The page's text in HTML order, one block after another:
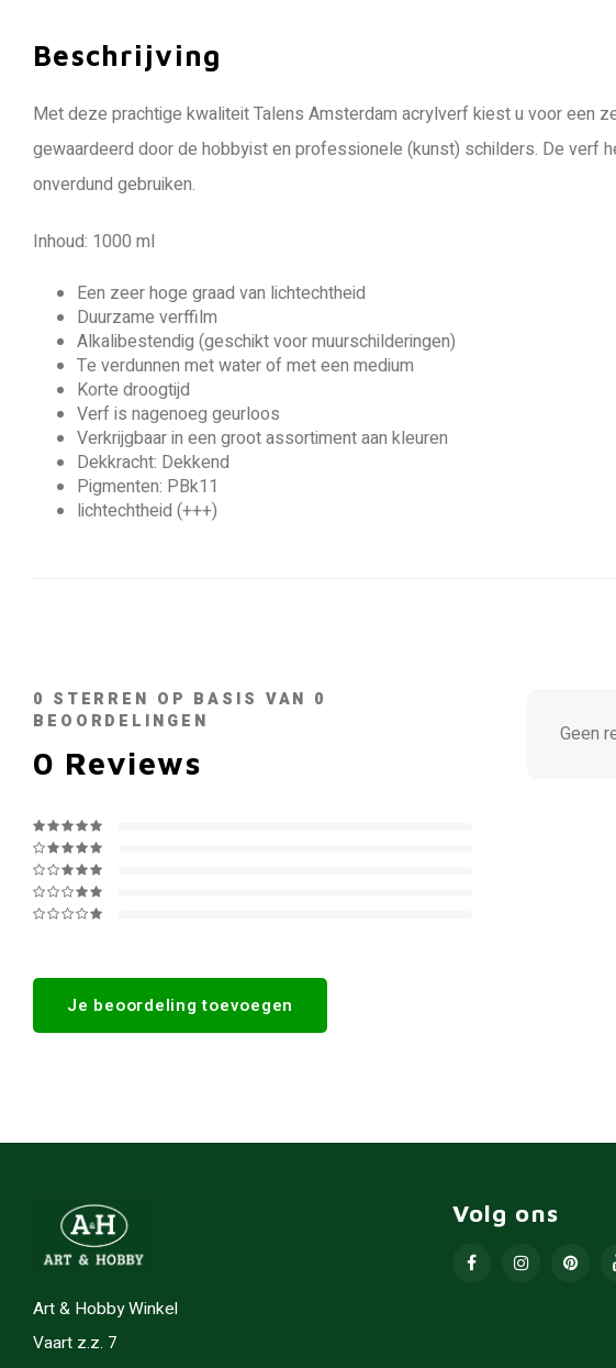
Beschrijving
Met deze prachtige kwaliteit Talens Amsterdam acrylverf kiest u voor een
gewaardeerd door de hobbyist en professionele (kunst) schilders. De verf
onverdund gebruiken.
Inhoud: 1000 ml
Een zeer hoge graad van lichtechtheid
Duurzame verffilm
Alkalibestendig (geschikt voor muurschilderingen)
Te verdunnen met water of met een medium
Korte droogtijd
Verf is nagenoeg geurloos
Verkrijgbaar in een groot assortiment aan kleuren
Dekkracht: Dekkend
Pigmenten: PBk11
lichtechtheid (+++)
0 STERREN OP BASIS VAN 0
BEOORDELINGEN
0 Reviews
Je beoordeling toevoegen
Geen
Art & Hobby Winkel
Vaart z.z. 7
Volg ons